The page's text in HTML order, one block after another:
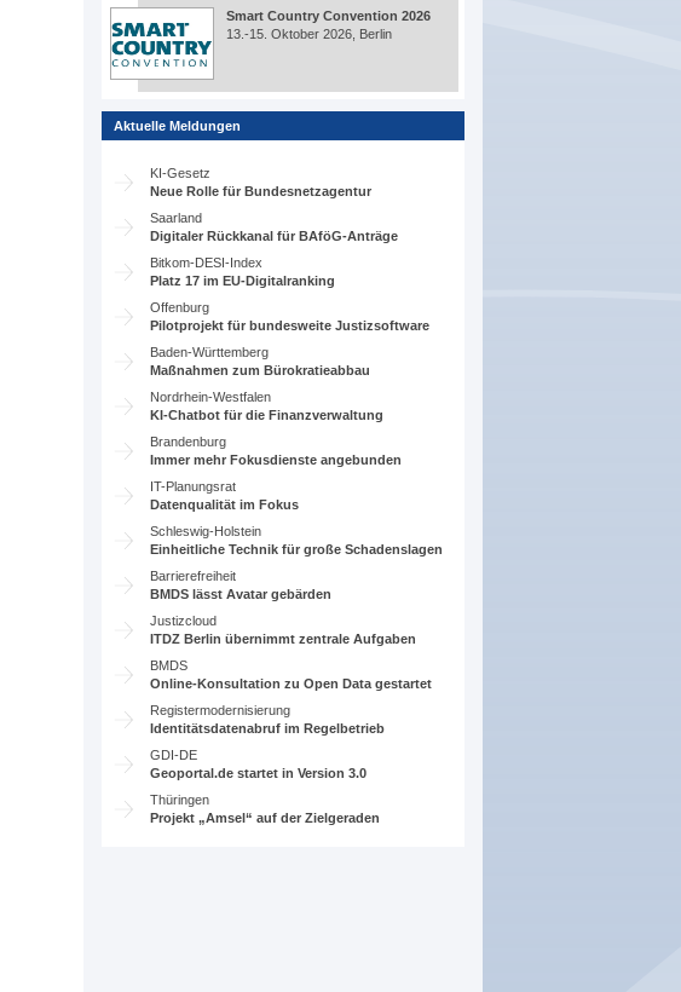
Smart Country Convention 2026
13.-15. Oktober 2026, Berlin
Aktuelle Meldungen
KI-Gesetz
Neue Rolle für Bundesnetzagentur
Saarland
Digitaler Rückkanal für BAföG-Anträge
Bitkom-DESI-Index
Platz 17 im EU-Digitalranking
Offenburg
Pilotprojekt für bundesweite Justizsoftware
Baden-Württemberg
Maßnahmen zum Bürokratieabbau
Nordrhein-Westfalen
KI-Chatbot für die Finanzverwaltung
Brandenburg
Immer mehr Fokusdienste angebunden
IT-Planungsrat
Datenqualität im Fokus
Schleswig-Holstein
Einheitliche Technik für große Schadenslagen
Barrierefreiheit
BMDS lässt Avatar gebärden
Justizcloud
ITDZ Berlin übernimmt zentrale Aufgaben
BMDS
Online-Konsultation zu Open Data gestartet
Registermodernisierung
Identitätsdatenabruf im Regelbetrieb
GDI-DE
Geoportal.de startet in Version 3.0
Thüringen
Projekt „Amsel“ auf der Zielgeraden